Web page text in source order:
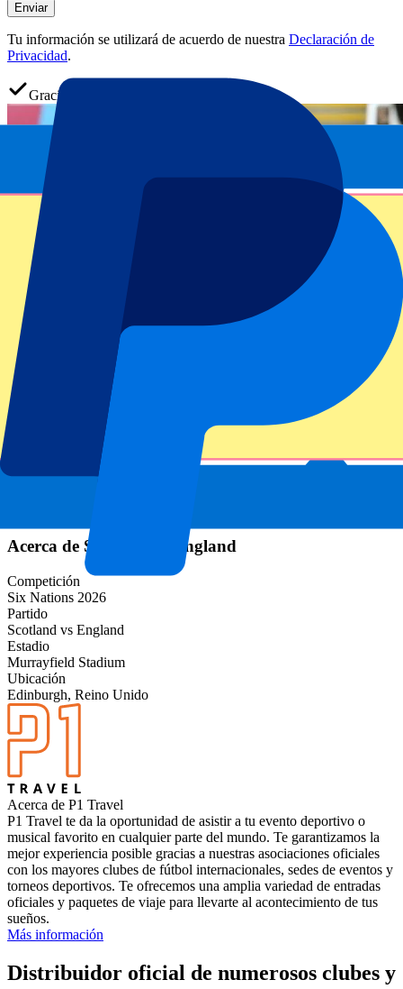
Enviar
Tu información se utilizará de acuerdo de nuestra Declaración de
Privacidad.
Gracias por enviar el formulario
Acerca de Scotland vs England
Competición
Six Nations 2026
Partido
Scotland vs England
Estadio
Murrayfield Stadium
Ubicación
Edinburgh, Reino Unido
Acerca de P1 Travel
P1 Travel te da la oportunidad de asistir a tu evento deportivo o
musical favorito en cualquier parte del mundo. Te garantizamos la
mejor experiencia posible gracias a nuestras asociaciones oficiales
con los mayores clubes de fútbol internacionales, sedes de eventos y
torneos deportivos. Te ofrecemos una amplia variedad de entradas
oficiales y paquetes de viaje para llevarte al acontecimiento de tus
sueños.
Más información
Distribuidor oficial de numerosos clubes y